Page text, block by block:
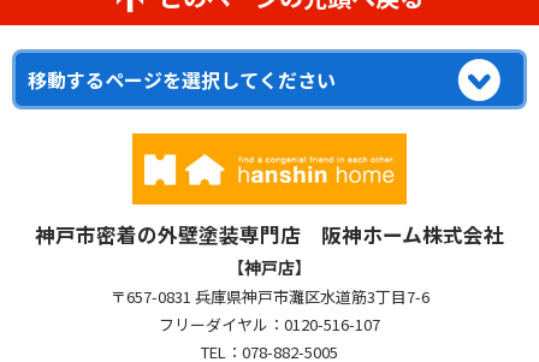
神戸市密着の外壁塗装専門店 阪神ホーム株式会社
【神戸店】
〒657-0831 兵庫県神戸市灘区水道筋3丁目7-6
フリーダイヤル：0120-516-107
TEL：078-882-5005